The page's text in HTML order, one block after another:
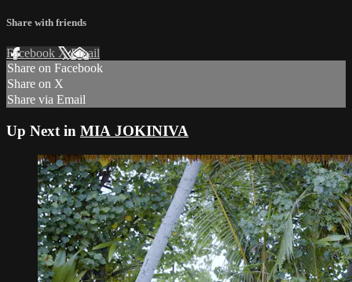
Share with friends
Facebook XEmail
Share on Facebook
Share on X
Share via Email
Up Next in MIA JOKINIVA